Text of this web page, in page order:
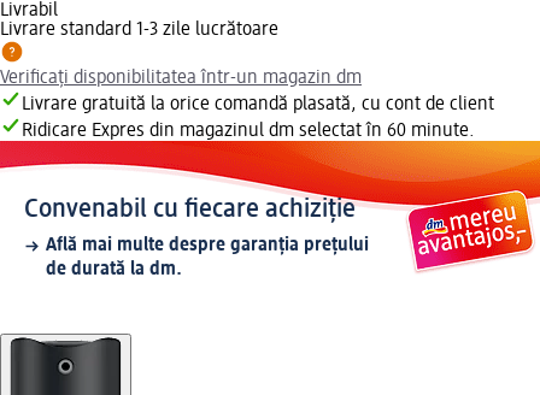
Livrabil
Livrare standard 1-3 zile lucrătoare
Verificați disponibilitatea într-un magazin dm
Livrare gratuită la orice comandă plasată, cu cont de client
Ridicare Expres din magazinul dm selectat în 60 minute.
Convenabil cu fiecare achiziție
Află mai multe despre garanția prețului
de durată la dm.